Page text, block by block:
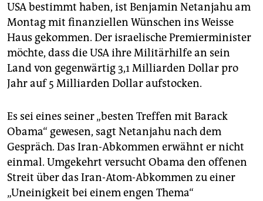
genossenschaft
epaper login
USA bestimmt haben, ist Benjamin Netanjahu am
Montag mit finanziellen Wünschen ins Weisse
Haus gekommen. Der israelische Premierminister
möchte, dass die USA ihre Militärhilfe an sein
Land von gegenwärtig 3,1 Milliarden Dollar pro
Jahr auf 5 Milliarden Dollar aufstocken.
Es sei eines seiner „besten Treffen mit Barack
Obama“ gewesen, sagt Netanjahu nach dem
Gespräch. Das Iran-Abkommen erwähnt er nicht
einmal. Umgekehrt versucht Obama den offenen
Streit über das Iran-Atom-Abkommen zu einer
„Uneinigkeit bei einem engen Thema“